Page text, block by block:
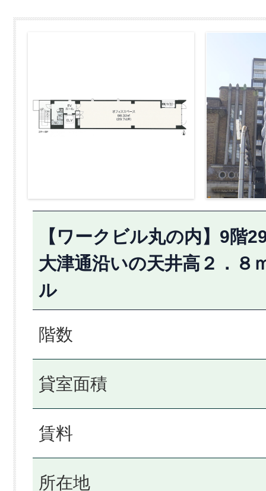
【ワークビル丸の内】9
大津通沿いの天井高２．８
ル
階数
貸室面積
賃料
所在地